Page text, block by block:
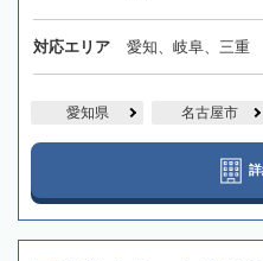
対応エリア 愛知、岐阜、三重
愛知県 名古屋市